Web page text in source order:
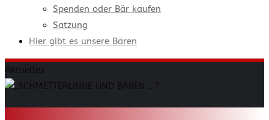
Spenden oder Bär kaufen
Satzung
Hier gibt es unsere Bären
Aktuelles